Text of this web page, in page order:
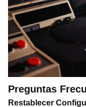
Preguntas
Restablecer